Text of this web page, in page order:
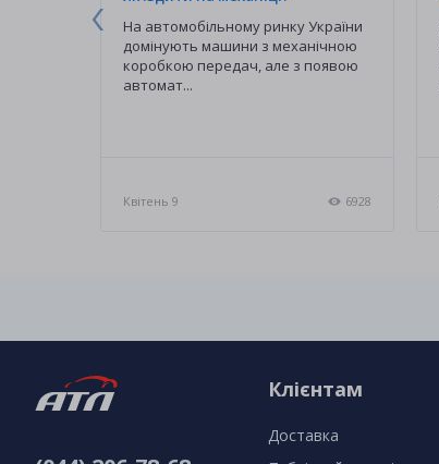
На автомобільному ринку України
домінують машини з механічною
коробкою передач, але з появою
автомат...
Квітень 9 6928
Клієнтам
Доставка